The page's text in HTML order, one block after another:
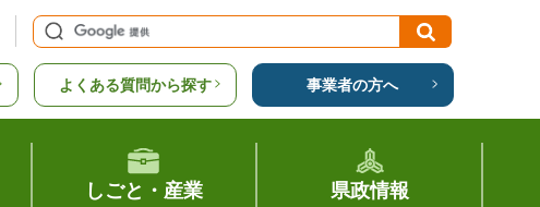
よくある質問から探す 事業者の方へ
しごと・産業 県政情報